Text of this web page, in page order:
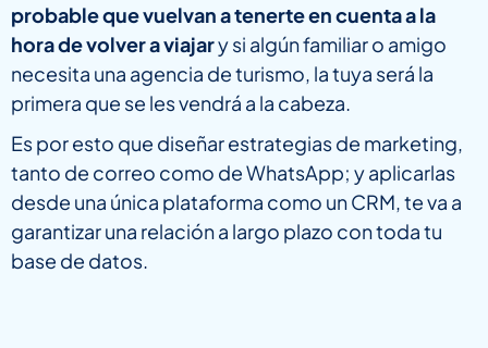
probable que vuelvan a tenerte en cuenta a la
hora de volver a viajary si algún familiar o amigo
necesita una agencia de turismo, la tuya será la
primera que se les vendrá a la cabeza.
Es por esto que diseñar estrategias de marketing,
tanto de correo como de WhatsApp; y aplicarlas
desde una única plataforma como un CRM, te va a
garantizar una relación a largo plazo con toda tu
base de datos.